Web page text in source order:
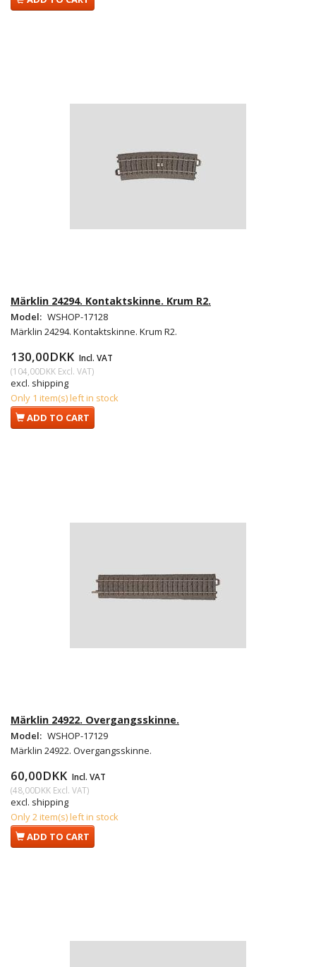
Märklin 24294. Kontaktskinne. Krum R2.
Model: WSHOP-17128
Märklin 24294. Kontaktskinne. Krum R2.
130,00DKK Incl. VAT
(104,00DKK Excl. VAT)
excl. shipping
Only 1 item(s) left in stock
ADD TO CART
Märklin 24922. Overgangsskinne.
Model: WSHOP-17129
Märklin 24922. Overgangsskinne.
60,00DKK Incl. VAT
(48,00DKK Excl. VAT)
excl. shipping
Only 2 item(s) left in stock
ADD TO CART